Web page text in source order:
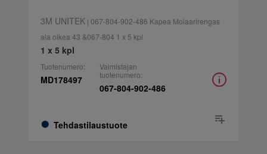
3M UNITEK| 067-804-902-486 Kapea Molaarirengas
ala oikea 43 &067-804 1 x 5 kpl
1 x 5 kpl
Tuotenumero:
MD178497
Tehdastilaustuote
Valmistajan
tuotenumero:
067-804-902-486